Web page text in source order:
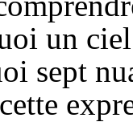
un
sept